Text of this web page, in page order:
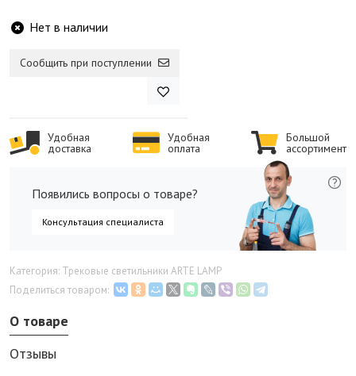
Нет в наличии
Сообщить при поступлении
Удобная
доставка
Удобная
оплата
Большой
ассортимент
Появились вопросы о товаре?
Консультация специалиста
Категория: Трековые светильники ARTE LAMP
Поделиться товаром:
О товаре
Отзывы